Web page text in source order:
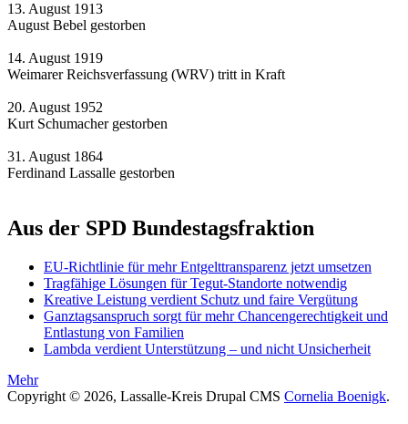
13. August 1913
August Bebel gestorben
14. August 1919
Weimarer Reichsverfassung (WRV) tritt in Kraft
20. August 1952
Kurt Schumacher gestorben
31. August 1864
Ferdinand Lassalle gestorben
Aus der SPD Bundestagsfraktion
EU-Richtlinie für mehr Entgelttransparenz jetzt umsetzen
Tragfähige Lösungen für Tegut-Standorte notwendig
Kreative Leistung verdient Schutz und faire Vergütung
Ganztagsanspruch sorgt für mehr Chancengerechtigkeit und
Entlastung von Familien
Lambda verdient Unterstützung – und nicht Unsicherheit
Mehr
Copyright © 2026, Lassalle-Kreis Drupal CMS Cornelia Boenigk.